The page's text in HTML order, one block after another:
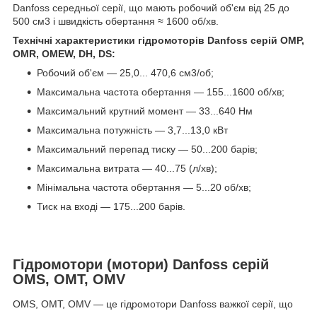
Danfoss середньої серії, що мають робочий об'єм від 25 до
500 см3 і швидкість обертання ≈ 1600 об/хв.
Технічні характеристики гідромоторів Danfoss серій OMP,
OMR, OMEW, DH, DS:
Робочий об'єм — 25,0... 470,6 см3/об;
Максимальна частота обертання — 155...1600 об/хв;
Максимальний крутний момент — 33...640 Нм
Максимальна потужність — 3,7...13,0 кВт
Максимальний перепад тиску — 50...200 барів;
Максимальна витрата — 40...75 (л/хв);
Мінімальна частота обертання — 5...20 об/хв;
Тиск на вході — 175...200 барів.
Гідромотори (мотори) Danfoss серій
OMS, OMT, OMV
OMS, OMT, OMV — це гідромотори Danfoss важкої серії, що